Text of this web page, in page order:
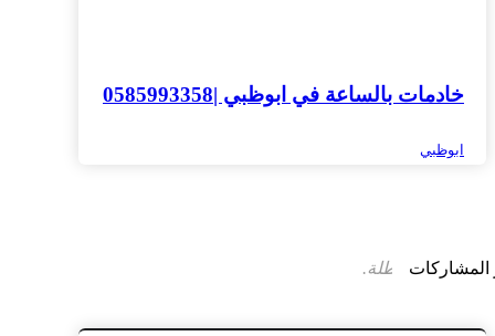
خادمات بالساعة في ابوظبي |0585993358
ابوظبي
التعليقات معطلة.
المشاركات